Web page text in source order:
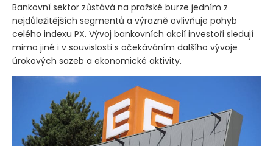
Bankovní sektor zůstává na pražské burze jedním z
nejdůležitějších segmentů a výrazně ovlivňuje pohyb
celého indexu PX. Vývoj bankovních akcií investoři sledují
mimo jiné i v souvislosti s očekáváním dalšího vývoje
úrokových sazeb a ekonomické aktivity.